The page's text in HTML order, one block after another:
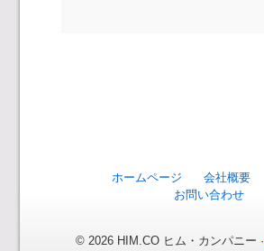
ホームページ 会社概要
お問い合わせ
© 2026 HIM.CO ヒム・カンパニー ·